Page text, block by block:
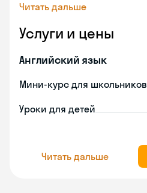
Читать дальше
Услуги и цены
Английский язык
Мини-курс для школьников
Уроки для детей
Читать дальше